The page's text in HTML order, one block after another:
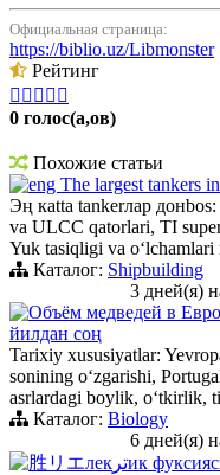
Официальная страница:
https://biblio.uz/Libmonster
Рейтинг
    
0 голос(а,ов)
Похожие статьи
eng The largest tankers
Эң кatta tankerлар
va ULCC qatorlari, TI
Yuk tasiqligi va oʻlchamlari
Каталог: Shipbuilding
3 дней(я)
Объём медведей в
йилдан соң
Tarixiy xususiyatlar:
sonining oʻzgarishi,
asrlardagi boylik, oʻtkirlik,
Каталог: Biology
6 дней(я)
胜リエлекترик фуксиясин 2026 йилигин